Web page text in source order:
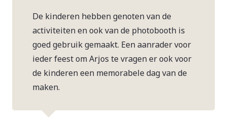
De kinderen hebben genoten van de
activiteiten en ook van de photobooth is
goed gebruik gemaakt. Een aanrader voor
ieder feest om Arjos te vragen er ook voor
de kinderen een memorabele dag van de
maken.